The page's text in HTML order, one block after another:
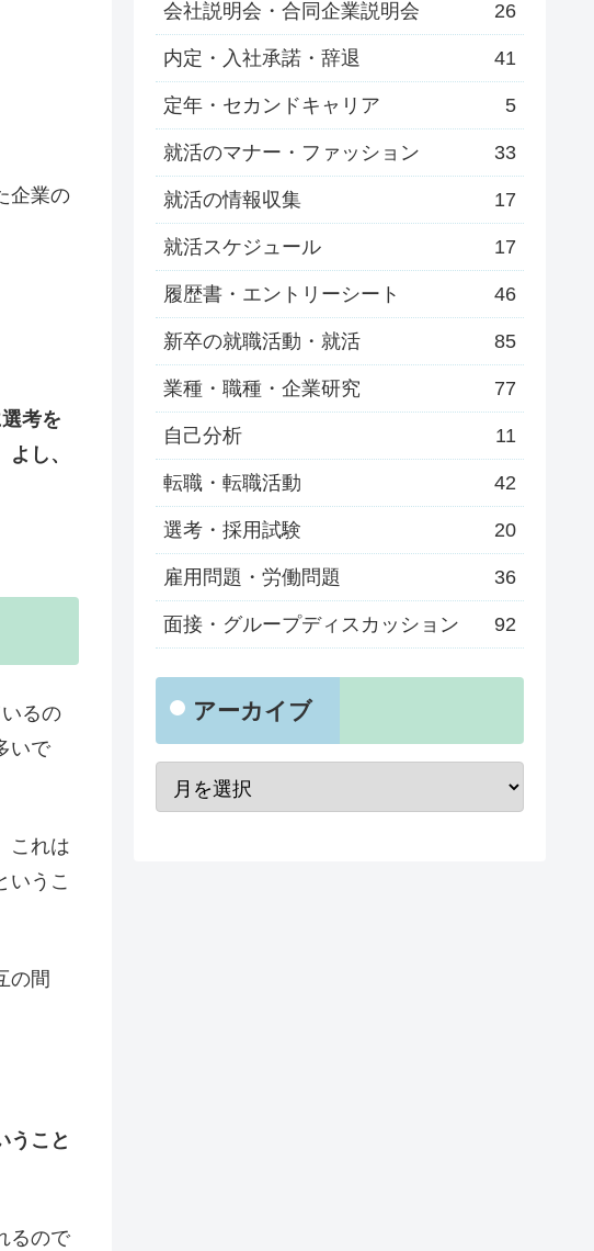
企業の
考を
し、
るの
いで
これは
いうこ
の間
うこと
るので
会社説明会・合同企業説明会 26
内定・入社承諾・辞退 41
定年・セカンドキャリア 5
就活のマナー・ファッション 33
就活の情報収集 17
就活スケジュール 17
履歴書・エントリーシート 46
新卒の就職活動・就活 85
業種・職種・企業研究 77
自己分析 11
転職・転職活動 42
選考・採用試験 20
雇用問題・労働問題 36
面接・グループディスカッション 92
アーカイブ